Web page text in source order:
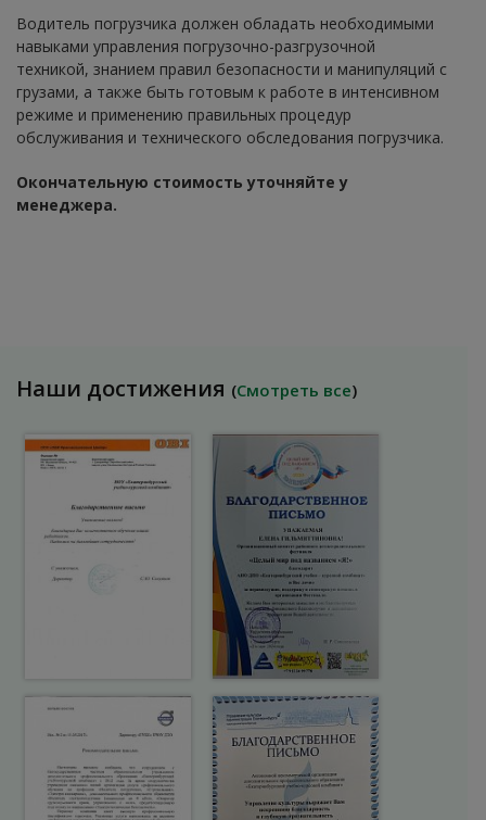
Водитель погрузчика должен обладать необходимыми
навыками управления погрузочно-разгрузочной
техникой, знанием правил безопасности и манипуляций с
грузами, а также быть готовым к работе в интенсивном
режиме и применению правильных процедур
обслуживания и технического обследования погрузчика.
Окончательную стоимость уточняйте у
менеджера.
Наши достижения (Смотреть все)